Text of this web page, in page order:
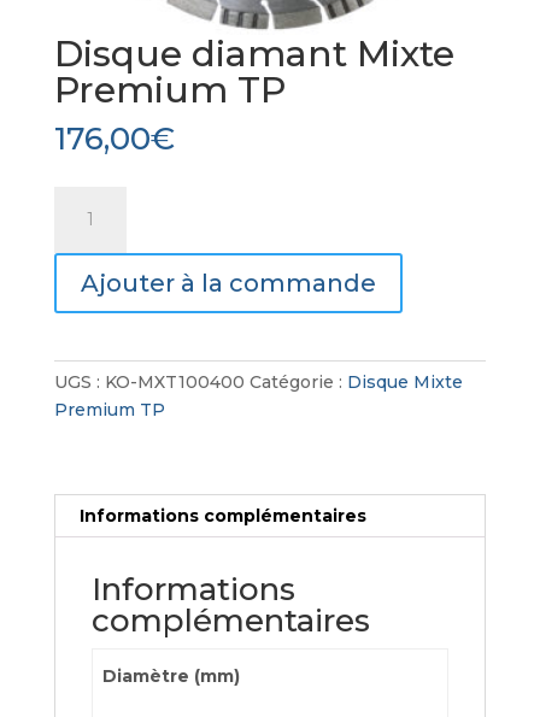
Disque diamant Mixte
Premium TP
176,00€
Disque
diamant
Mixte
TP
Ajouter à la commande
UGS : KO-MXT100400 Catégorie : Disque Mixte
Premium TP
Informations complémentaires
Informations
complémentaires
Diamètre (mm)